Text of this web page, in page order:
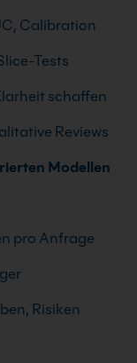
Calibration
Tests
schaffen
Reviews
Modellen
pro Anfrage
Risiken